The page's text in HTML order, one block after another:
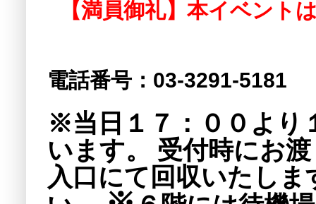
【満員御礼】本イベント
電話番号：03-3291-5181
※当日１７：００よ
います。
受付時にお
入口にて回収いたし